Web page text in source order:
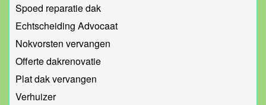
Spoed reparatie dak
Echtscheiding Advocaat
Nokvorsten vervangen
Offerte dakrenovatie
Plat dak vervangen
Verhuizer